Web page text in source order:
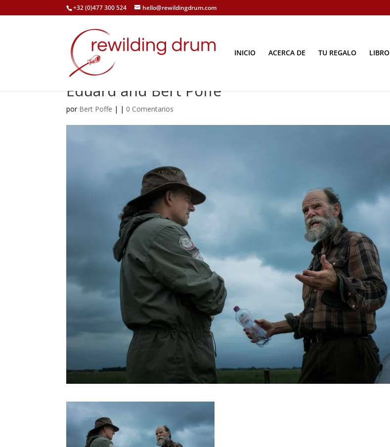
+32 (0)477 300 524 hello@rewildingdrum.com
INICIO ACERCA DE TU REGALO LIBRO
Eduard and Bert Poffe
por Bert Poffe | | 0 Comentarios